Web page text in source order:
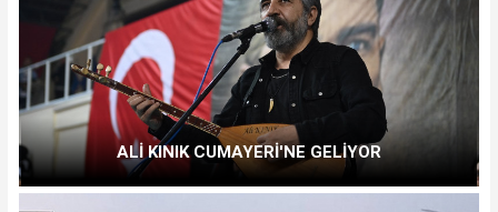
ALİ KINIK CUMAYERİ'NE GELİYOR